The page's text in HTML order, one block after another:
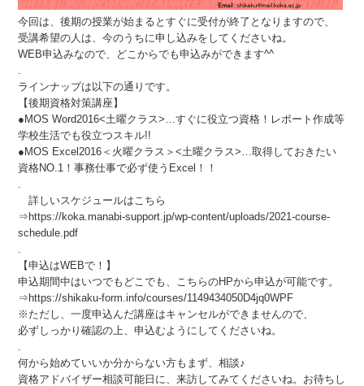
今回は、後期の授業が始まるとすぐに受付が終了となりますので、
受講希望の人は、今のうちに申し込みをしてくださいね。
WEB申込みなので、どこからでも申込みができます^^
.
ラインナップは以下の通りです。
【後期資格対策講座】
●MOS Word2016<土曜クラス>…すぐに役立つ資格！レポート作成等
学校生活でも役立つスキル!!
●MOS Excel2016＜火曜クラス＞<土曜クラス>…取得しておきたい
資格NO.1！事務仕事で必ず使うExcel！！
.
詳しいスケジュールはこちら
⇒https://koka.manabi-support.jp/wp-content/uploads/2021-course-
schedule.pdf
.
【申込はWEBで！】
申込期間中はいつでもどこでも、こちらのHPから申込が可能です。
⇒https://shikaku-form.info/courses/1149434050D4jq0WPF
※ただし、一度申込んだ講座はキャンセルができませんので、
必ずしっかり確認の上、申込むようにしてくださいね。
.
何から始めていいか分からない方もまず、相談♪
資格アドバイザー相談可能日に、来訪してみてくださいね。お待ちし